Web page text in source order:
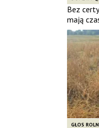
Bez
mają
GŁOS